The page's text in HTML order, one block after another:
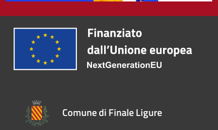
Comune di Finale Ligure